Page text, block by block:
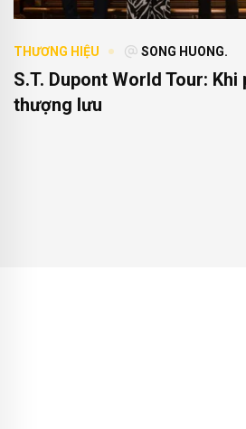
THƯƠNG HIỆU SONG HUONG.
S.T. Dupont World Tour:
thượng lưu